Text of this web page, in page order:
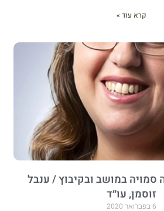
קרא עוד »
סמויה במושב ובקיבוץ / ענבל
זוסמן, עו״ד
6 בפברואר 2020